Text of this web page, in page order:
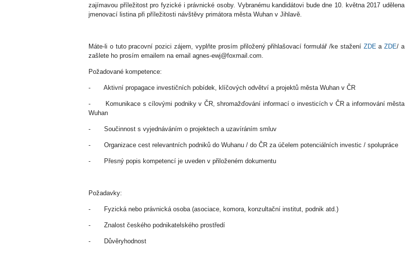
zajímavou příležitost pro fyzické i právnické osoby. Vybranému kandidátovi bude dne 10. května 2017 udělena
jmenovací listina při příležitosti návštěvy primátora města Wuhan v Jihlavě.
Máte-li o tuto pracovní pozici zájem, vyplňte prosím přiložený přihlašovací formulář /ke stažení ZDEaZDE/ a
zašlete ho prosím emailem na email agnes-ewj@foxmail.com.
Požadované kompetence:
- Aktivní propagace investičních pobídek, klíčových odvětví a projektů města Wuhan v ČR
- Komunikace s cílovými podniky v ČR, shromažďování informací o investicích v ČR a informování města
Wuhan
- Součinnost s vyjednáváním o projektech a uzavíráním smluv
- Organizace cest relevantních podniků do Wuhanu / do ČR za účelem potenciálních investic / spolupráce
- Přesný popis kompetencí je uveden v přiloženém dokumentu
Požadavky:
- Fyzická nebo právnická osoba (asociace, komora, konzultační institut, podnik atd.)
- Znalost českého podnikatelského prostředí
- Důvěryhodnost